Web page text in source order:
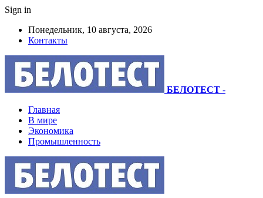
Sign in
Понедельник, 10 августа, 2026
Контакты
БЕЛОТЕСТ -
Главная
В мире
Экономика
Промышленность